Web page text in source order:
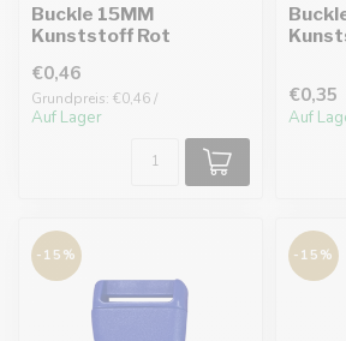
Buckle 15MM
Kunststoff Rot
€0,46
Grundpreis: €0,46 /
Auf Lager
€0,35
Auf
-15% -15%